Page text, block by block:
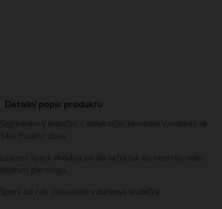
Detailní popis produktu
Segmentový kroužek s otevíracím kloubem vyrobený ze
14kt žlutého zlata.
Luxusní šperk vhodná jak do ucha tak do nostrilu nebo
septum piercingu.
Šperk od nás dostanete v dárkové krabičce.